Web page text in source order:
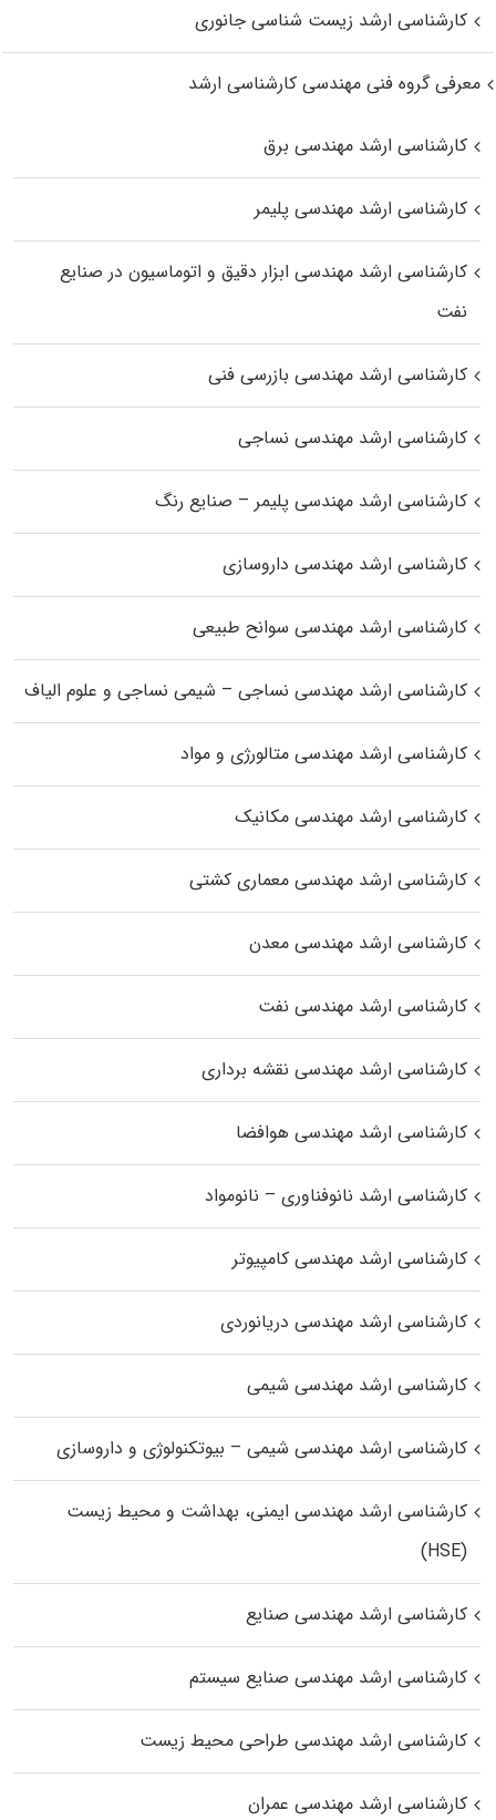
کارشناسی ارشد زیست‌ شناسی جانوری
معرفی گروه فنی مهندسی کارشناسی ارشد
کارشناسی ارشد مهندسی برق
کارشناسی ارشد مهندسی پلیمر
کارشناسی ارشد مهندسی ابزار دقیق و اتوماسیون در صنایع
نفت
کارشناسی ارشد مهندسی بازرسی فنی
کارشناسی ارشد مهندسی نساجی
کارشناسی ارشد مهندسی پلیمر – صنایع رنگ
کارشناسی ارشد مهندسی داروسازی
کارشناسی ارشد مهندسی سوانح طبیعی
کارشناسی ارشد مهندسی نساجی – شیمی نساجی و علوم الیاف
کارشناسی ارشد مهندسی متالورژی و مواد
کارشناسی ارشد مهندسی مکانیک
کارشناسی ارشد مهندسی معماری کشتی
کارشناسی ارشد مهندسی معدن
کارشناسی ارشد مهندسی نفت
کارشناسی ارشد مهندسی نقشه برداری
کارشناسی ارشد مهندسی هوافضا
کارشناسی ارشد نانوفناوری – نانومواد
کارشناسی ارشد مهندسی کامپیوتر
کارشناسی ارشد مهندسی دریانوردی
کارشناسی ارشد مهندسی شیمی
کارشناسی ارشد مهندسی شیمی – بیوتکنولوژی و داروسازی
کارشناسی ارشد مهندسی ایمنی، بهداشت و محیط زیست
(HSE)
کارشناسی ارشد مهندسی صنایع
کارشناسی ارشد مهندسی صنایع سیستم
کارشناسی ارشد مهندسی طراحی محیط زیست
کارشناسی ارشد مهندسی عمران